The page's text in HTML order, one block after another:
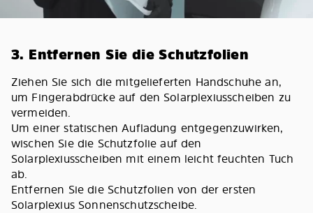
3. Entfernen Sie die Schutzfolien
Ziehen Sie sich die mitgelieferten Handschuhe an,
um Fingerabdrücke auf den Solarplexiusscheiben zu
vermeiden.
Um einer statischen Aufladung entgegenzuwirken,
wischen Sie die Schutzfolie auf den
Solarplexiusscheiben mit einem leicht feuchten Tuch
ab.
Entfernen Sie die Schutzfolien von der ersten
Solarplexius Sonnenschutzscheibe.